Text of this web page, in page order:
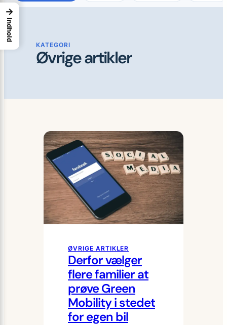
KATEGORI
Øvrige artikler
ØVRIGE ARTIKLER
Derfor vælger
flere familier at
prøve Green
Mobility i stedet
for egen bil
→
Indhold